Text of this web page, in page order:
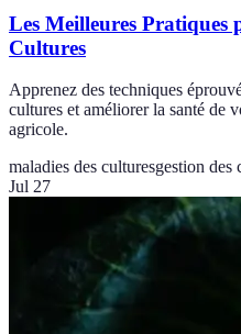
Les Meilleures Pratiques
Cultures
Apprenez des techniques
cultures et améliorer la santé de
agricole.
maladies des culturesgestion des
Jul 27